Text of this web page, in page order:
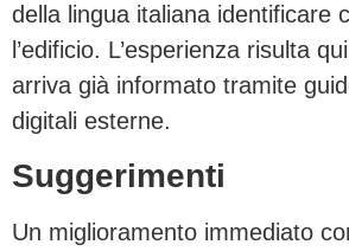
della lingua italiana identificare
l’edificio. L’esperienza risulta
arriva già informato tramite
digitali esterne.
Suggerimenti
Un miglioramento immediato